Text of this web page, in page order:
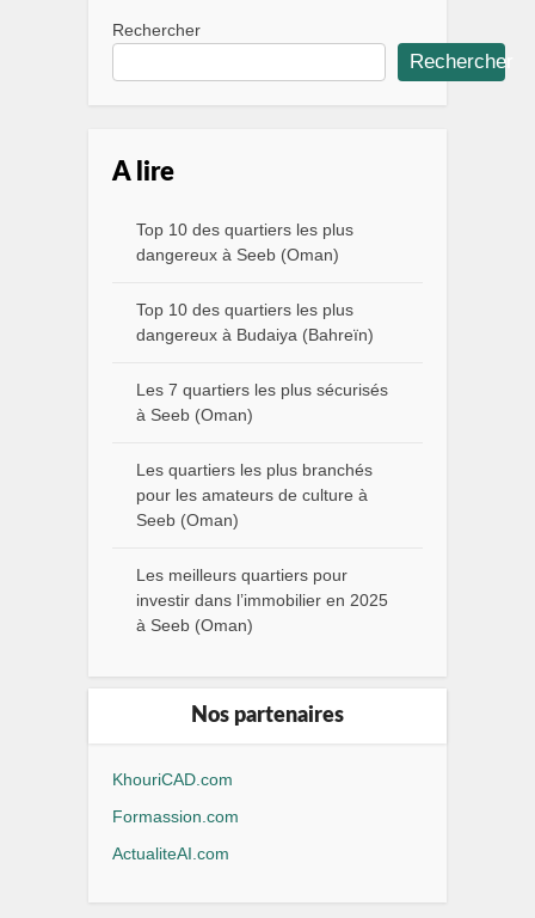
Rechercher
Rechercher
A lire
Top 10 des quartiers les plus
dangereux à Seeb (Oman)
Top 10 des quartiers les plus
dangereux à Budaiya (Bahreïn)
Les 7 quartiers les plus sécurisés
à Seeb (Oman)
Les quartiers les plus branchés
pour les amateurs de culture à
Seeb (Oman)
Les meilleurs quartiers pour
investir dans l’immobilier en 2025
à Seeb (Oman)
Nos partenaires
KhouriCAD.com
Formassion.com
ActualiteAI.com